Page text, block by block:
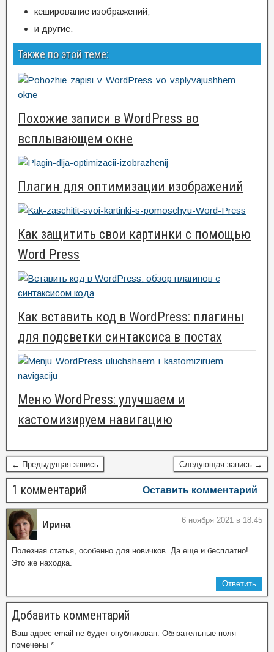
кеширование изображений;
и другие.
Также по этой теме:
Похожие записи в WordPress во
всплывающем окне
Плагин для оптимизации изображений
Как защитить свои картинки с помощью
Word Press
Как вставить код в WordPress: плагины
для подсветки синтаксиса в постах
Меню WordPress: улучшаем и
кастомизируем навигацию
← Предыдущая запись Следующая запись →
1 комментарий Оставить комментарий
Ирина 6 ноября 2021 в 18:45
Полезная статья, особенно для новичков. Да еще и бесплатно!
Это же находка.
Ответить
Добавить комментарий
Ваш адрес email не будет опубликован. Обязательные поля
помечены *